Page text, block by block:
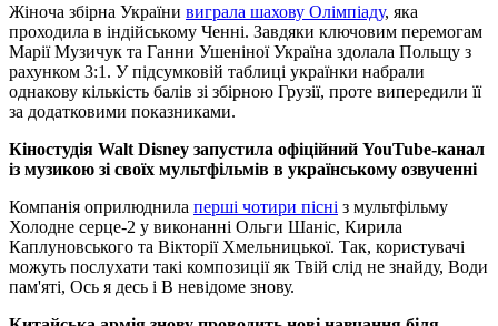
Жіноча збірна України виграла шахову Олімпіаду, яка
проходила в індійському Ченні. Завдяки ключовим перемогам
Марії Музичук та Ганни Ушеніної Україна здолала Польщу з
рахунком 3:1. У підсумковій таблиці українки набрали
однакову кількість балів зі збірною Грузії, проте випередили її
за додатковими показниками.
Кіностудія Walt Disney запустила офіційний YouTube-канал
із музикою зі своїх мультфільмів в українському озвученні
Компанія оприлюднила перші чотири пісні з мультфільму
Холодне серце-2 у виконанні Ольги Шаніс, Кирила
Каплуновського та Вікторії Хмельницької. Так, користувачі
можуть послухати такі композиції як Твій слід не знайду, Води
пам'яті, Ось я десь і В невідоме знову.